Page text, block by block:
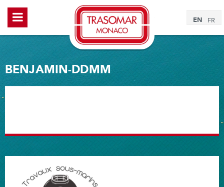
EN FR
BENJAMIN-DDMM